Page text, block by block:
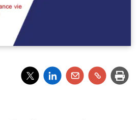
Partager
l'article
Partager
l'article
Partager
l'article
Partager
l'article